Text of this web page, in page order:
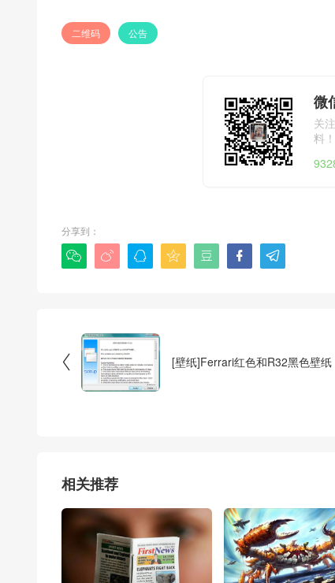
二维码 公告
微
关
料！
分享到：
      
 [壁纸]Ferrari红色和R32黑色壁纸
相关推荐